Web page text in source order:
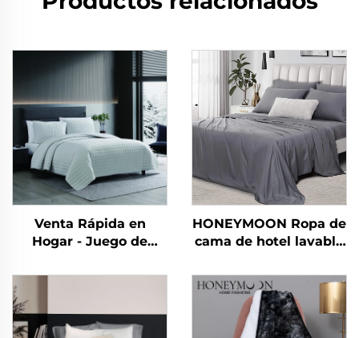
Venta Rápida en
Hogar - Juego de
Suaves de Franela
Plush para Dormitorio
HONEYMOON Ropa de
cama de hotel lavable
% bambú en sateén 4
piezas refrescante
suave y sedosa
tamaño queen diseño